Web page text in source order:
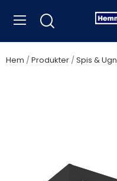
Hem Produkter Spis & Ugn